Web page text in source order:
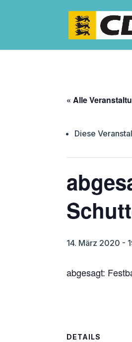
« Alle
Diese
14. März 2020 -
abgesagt:
DETAILS